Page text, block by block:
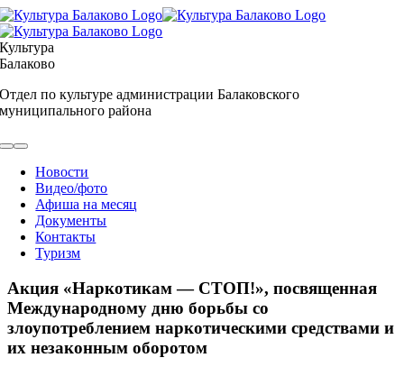
Skip
to
content
Культура
Балаково
Отдел по культуре администрации Балаковского
муниципального района
Toggle
NavigationНовости
Видео/фото
Афиша на месяц
Документы
Контакты
Туризм
Акция «Наркотикам — СТОП!», посвященная
Международному дню борьбы со
злоупотреблением наркотическими средствами и
их незаконным оборотом